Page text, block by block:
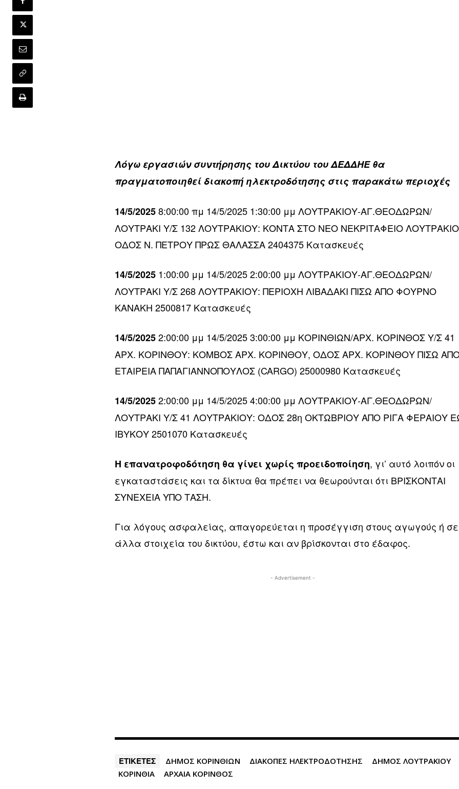
Λόγω εργασιών συντήρησης του Δικτύου του ΔΕΔΔΗΕ θα
πραγματοποιηθεί διακοπή ηλεκτροδότησης στις παρακάτω περιοχές
14/5/20258:00:00 πμ 14/5/2025 1:30:00 μμ ΛΟΥΤΡΑΚΙΟΥ-ΑΓ.ΘΕΟΔΩΡΩΝ/
ΛΟΥΤΡΑΚΙ Υ/Σ 132 ΛΟΥΤΡΑΚΙΟΥ: ΚΟΝΤΑ ΣΤΟ ΝΕΟ ΝΕΚΡΙΤΑΦΕΙΟ
ΟΔΟΣ Ν. ΠΕΤΡΟΥ ΠΡΩΣ ΘΑΛΑΣΣΑ 2404375 Κατασκευές
14/5/2025 1:00:00 μμ 14/5/2025 2:00:00 μμ ΛΟΥΤΡΑΚΙΟΥ-ΑΓ.ΘΕΟΔΩΡΩΝ/
ΛΟΥΤΡΑΚΙ Υ/Σ 268 ΛΟΥΤΡΑΚΙΟΥ: ΠΕΡΙΟΧΗ ΛΙΒΑΔΑΚΙ ΠΙΣΩ ΑΠΟ ΦΟΥΡΝΟ
ΚΑΝΑΚΗ 2500817 Κατασκευές
14/5/20252:00:00 μμ 14/5/2025 3:00:00 μμ ΚΟΡΙΝΘΙΩΝ/ΑΡΧ. ΚΟΡΙΝΘΟΣ Υ/Σ 41
ΑΡΧ. ΚΟΡΙΝΘΟΥ: ΚΟΜΒΟΣ ΑΡΧ. ΚΟΡΙΝΘΟΥ, ΟΔΟΣ ΑΡΧ. ΚΟΡΙΝΘΟΥ ΠΙΣΩ
ΕΤΑΙΡΕΙΑ ΠΑΠΑΓΙΑΝΝΟΠΟΥΛΟΣ (CARGO) 25000980 Κατασκευές
14/5/20252:00:00 μμ 14/5/2025 4:00:00 μμ ΛΟΥΤΡΑΚΙΟΥ-ΑΓ.ΘΕΟΔΩΡΩΝ/
ΛΟΥΤΡΑΚΙ Υ/Σ 41 ΛΟΥΤΡΑΚΙΟΥ: ΟΔΟΣ 28η ΟΚΤΩΒΡΙΟΥ ΑΠΟ ΡΙΓΑ ΦΕΡΑΙΟΥ
ΙΒΥΚΟΥ 2501070 Κατασκευές
Η επανατροφοδότηση θα γίνει χωρίς προειδοποίηση, γι’ αυτό λοιπόν οι
εγκαταστάσεις και τα δίκτυα θα πρέπει να θεωρούνται ότι ΒΡΙΣΚΟΝΤΑΙ
ΣΥΝΕΧΕΙΑ ΥΠΟ ΤΑΣΗ.
Για λόγους ασφαλείας, απαγορεύεται η προσέγγιση στους αγωγούς ή σε
άλλα στοιχεία του δικτύου, έστω και αν βρίσκονται στο έδαφος.
- Advertisement -
ΕΤΙΚΕΤΕΣ ΔΗΜΟΣ ΚΟΡΙΝΘΙΩΝ ΔΙΑΚΟΠΕΣ ΗΛΕΚΤΡΟΔΟΤΗΣΗΣ
ΔΗΜΟΣ ΛΟΥΤΡΑΚΙΟΥ
ΚΟΡΙΝΘΙΑ
ΑΡΧΑΙΑ ΚΟΡΙΝΘΟΣ